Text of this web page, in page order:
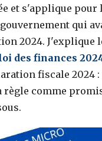
et s'applique pour
qui
2024. J'explique
des finances
fiscale 2024
règle comme